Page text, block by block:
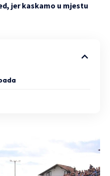
jer kaskamo u mjestu